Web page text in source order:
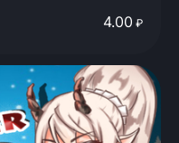
4.00 ₽